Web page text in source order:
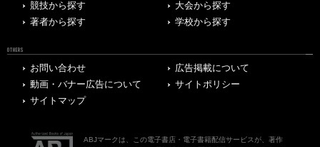
競技から探す
大会から探す
著者から探す
学校から探す
OTHERS
お問い合わせ
広告掲載について
動画・バナー広告について
サイトポリシー
サイトマップ
ABJマークは、この電子書店・電子書籍配信サービスが、著作